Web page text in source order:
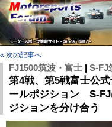
« 次の記事へ
FJ1500筑波・富士 | S-FJ
第4戦、第5戦富士公
ールポジション S-FJ
ジションを分け合う